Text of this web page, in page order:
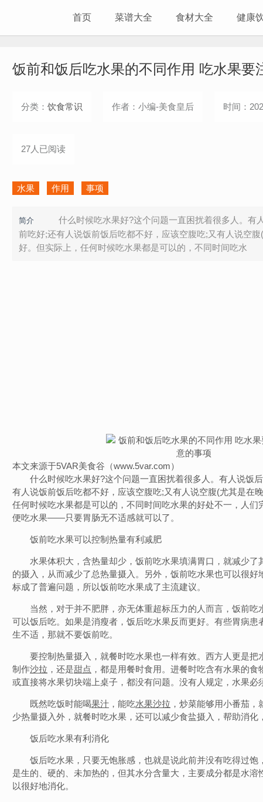
首页 菜谱大全 食材大全 健康
饭前和饭后吃水果的不同作用 吃水果要
分类： 饮食常识 作者：小编-美食皇后 时间：
27人已阅读
水果 作用 事项
简介
什么时候吃水果好?这个问题一直困扰着很多人。有
前吃好;还有人说饭前饭后吃都不好，应该空腹吃;又有人说空
好。但实际上，任何时候吃水果都是可以的，不同时间吃水
本文来源于5VAR美食谷（www.5var.com）
什么时候吃水果好?这个问题一直困扰着很多人。有人说饭
有人说饭前饭后吃都不好，应该空腹吃;又有人说空腹(尤其是在
任何时候吃水果都是可以的，不同时间吃水果的好处不一，人们
便吃水果——只要胃肠无不适感就可以了。
饭前吃水果可以控制热量有利减肥
水果体积大，含热量却少，饭前吃水果填满胃口，就减少了
的摄入，从而减少了总热量摄入。另外，饭前吃水果也可以很好
标成了普遍问题，所以饭前吃水果成了主流建议。
当然，对于并不肥胖，亦无体重超标压力的人而言，饭前吃
可以饭后吃。如果是消瘦者，饭后吃水果反而更好。有些胃病患
生不适，那就不要饭前吃。
要控制热量摄入，就餐时吃水果也一样有效。西方人更是把
制作沙拉 ，还是甜点 ，都是用餐时食用。进餐时吃含有水果的食
或直接将水果切块端上桌子，都没有问题。没有人规定，水果必
既然吃饭时能喝果汁 ，能吃水果沙拉 ，炒菜能够用小番茄
少热量摄入外，就餐时吃水果，还可以减少食盐摄入，帮助消化
饭后吃水果有利消化
饭后吃水果，只要无饱胀感，也就是说此前并没有吃得过饱
是生的、硬的、未加热的，但其水分含量大，主要成分都是水溶
以很好地消化。